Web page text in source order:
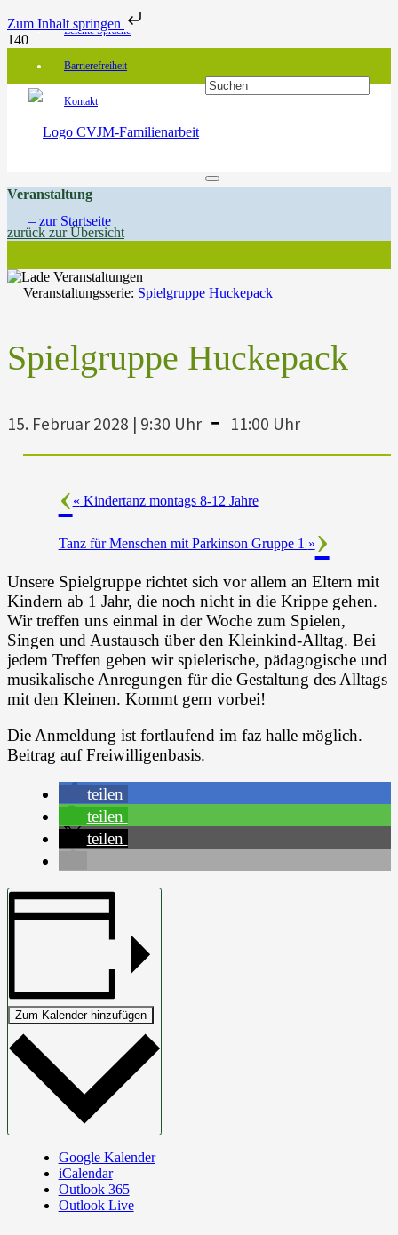
Zum Inhalt springen
Leichte Sprache
Barrierefreiheit
Kontakt
Veranstaltung
zurück zur Übersicht
Veranstaltungsserie: Spielgruppe Huckepack
Spielgruppe Huckepack
15. Februar 2028 | 9:30 Uhr - 11:00 Uhr
« Kindertanz montags 8-12 Jahre
Tanz für Menschen mit Parkinson Gruppe 1 »
Unsere Spielgruppe richtet sich vor allem an Eltern mit
Kindern ab 1 Jahr, die noch nicht in die Krippe gehen.
Wir treffen uns einmal in der Woche zum Spielen,
Singen und Austausch über den Kleinkind-Alltag. Bei
jedem Treffen geben wir spielerische, pädagogische und
musikalische Anregungen für die Gestaltung des Alltags
mit den Kleinen. Kommt gern vorbei!
Die Anmeldung ist fortlaufend im faz halle möglich.
Beitrag auf Freiwilligenbasis.
teilen
teilen
teilen
Zum Kalender hinzufügen
Google Kalender
iCalendar
Outlook 365
Outlook Live